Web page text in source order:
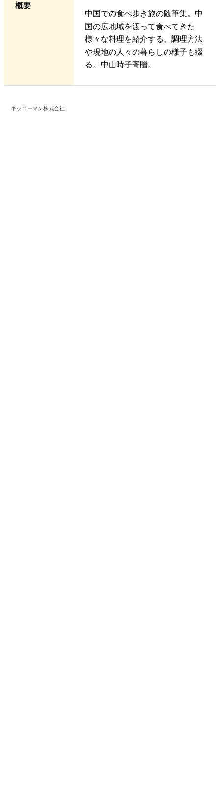
概要
中国での食べ歩き旅の随筆集。中
国の広地域を渡って食べてきた
様々な料理を紹介する。調理方法
や現地の人々の暮らしの様子も綴
る。中山時子寄贈。
キッコーマン株式会社